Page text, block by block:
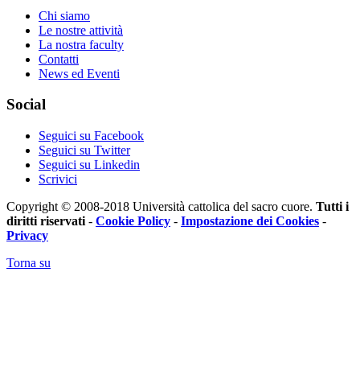
Chi siamo
Le nostre attività
La nostra faculty
Contatti
News ed Eventi
Social
Seguici su Facebook
Seguici su Twitter
Seguici su Linkedin
Scrivici
Copyright © 2008-2018 Università cattolica del sacro cuore. Tutti i
diritti riservati - Cookie Policy - Impostazione dei Cookies -
Privacy
Torna su